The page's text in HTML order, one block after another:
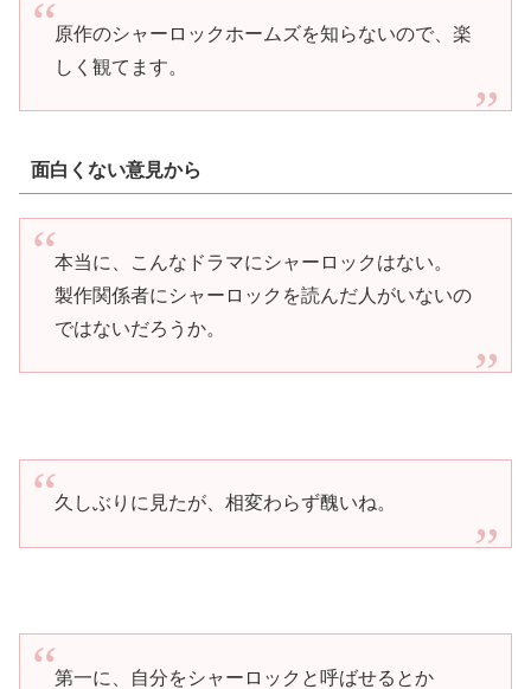
原作のシャーロックホームズを知らないので、楽
しく観てます。
面白くない意見から
本当に、こんなドラマにシャーロックはない。
製作関係者にシャーロックを読んだ人がいないの
ではないだろうか。
久しぶりに見たが、相変わらず醜いね。
第一に、自分をシャーロックと呼ばせるとか